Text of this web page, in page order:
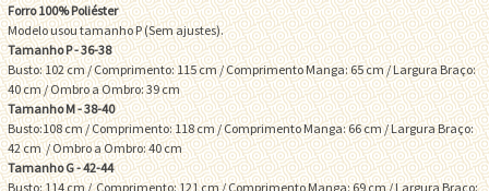
Forro 100% Poliéster
Modelo usou tamanho P (Sem ajustes).
Tamanho P - 36-38
Busto: 102 cm / Comprimento: 115 cm / Comprimento Manga: 65 cm / Largura Braço:
40 cm / Ombro a Ombro: 39 cm
Tamanho M - 38-40
Busto:108 cm / Comprimento: 118 cm / Comprimento Manga: 66 cm / Largura Braço:
42 cm / Ombro a Ombro: 40 cm
Tamanho G - 42-44
Busto: 114 cm / Comprimento: 121 cm / Comprimento Manga: 69 cm / Largura Braço: